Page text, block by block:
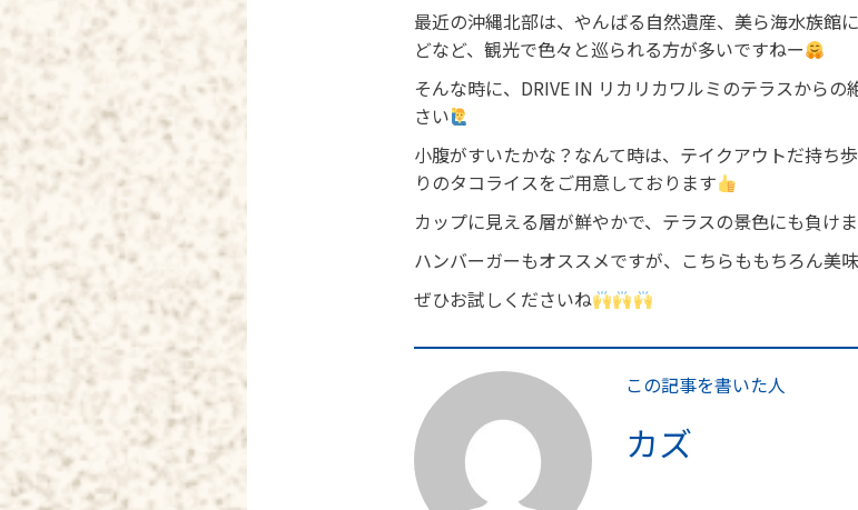
最近の沖縄北部は、やんばる自然遺産、美ら海水族館
どなど、観光で色々と巡られる方が多いですねー
そんな時に、DRIVE IN リカリカワルミのテラスからの
さい
小腹がすいたかな？なんて時は、テイクアウトだ持ち
りのタコライスをご用意しております
カップに見える層が鮮やかで、テラスの景色にも負け
ハンバーガーもオススメですが、こちらももちろん美
ぜひお試しくださいね
この記事を書いた人
カズ